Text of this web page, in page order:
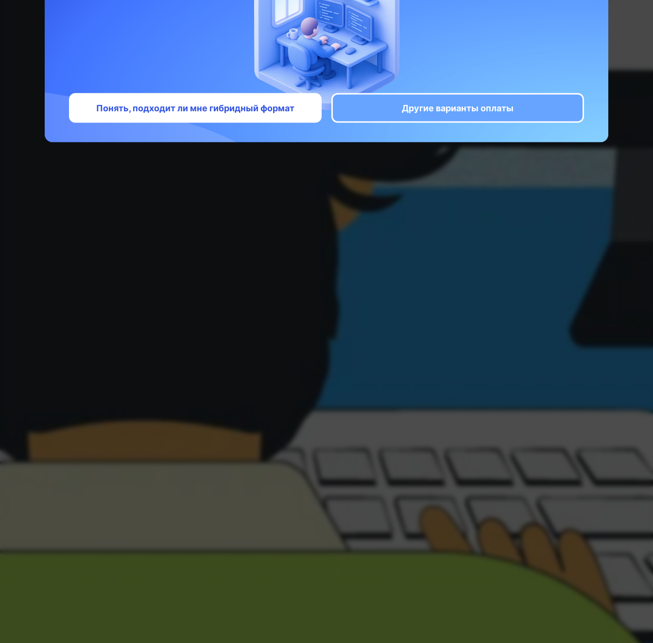
свой код лучше и чище. Чтобы в будущем не было стыдно
за свой текущий код. Все эти способы помогут вам стать
хорошим программистом.
Время чтения: 3 минуты
Другие варианты оплаты
Понять, подходит ли мне гибридный формат